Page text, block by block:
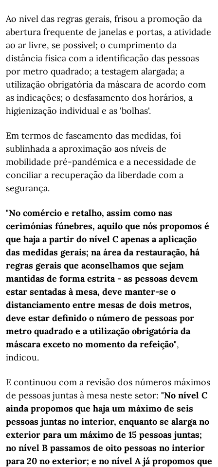
Ao nível das regras gerais, frisou a promoção da
abertura frequente de janelas e portas, a atividade
ao ar livre, se possível; o cumprimento da
distância física com a identificação das pessoas
por metro quadrado; a testagem alargada; a
utilização obrigatória da máscara de acordo com
as indicações; o desfasamento dos horários, a
higienização individual e as 'bolhas'.
Em termos de faseamento das medidas, foi
sublinhada a aproximação aos níveis de
mobilidade pré-pandémica e a necessidade de
conciliar a recuperação da liberdade com a
segurança.
"No comércio e retalho, assim como nas
cerimónias fúnebres, aquilo que nós propomos é
que haja a partir do nível C apenas a aplicação
das medidas gerais; na área da restauração, há
regras gerais que aconselhamos que sejam
mantidas de forma estrita - as pessoas devem
estar sentadas à mesa, deve manter-se o
distanciamento entre mesas de dois metros,
deve estar definido o número de pessoas por
metro quadrado e a utilização obrigatória da
máscara exceto no momento da refeição",
indicou.
E continuou com a revisão dos números máximos
de pessoas juntas à mesa neste setor: "No nível C
ainda propomos que haja um máximo de seis
pessoas juntas no interior, enquanto se alarga no
exterior para um máximo de 15 pessoas juntas;
no nível B passamos de oito pessoas no interior
para 20 no exterior; e no nível A já propomos que